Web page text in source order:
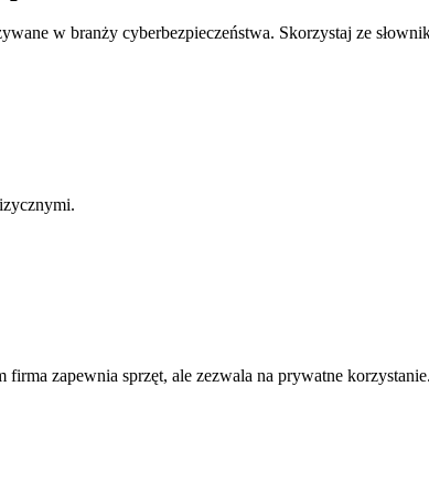
w branży cyberbezpieczeństwa. Skorzystaj ze
zapewnia sprzęt, ale zezwala na prywatne korzystanie.